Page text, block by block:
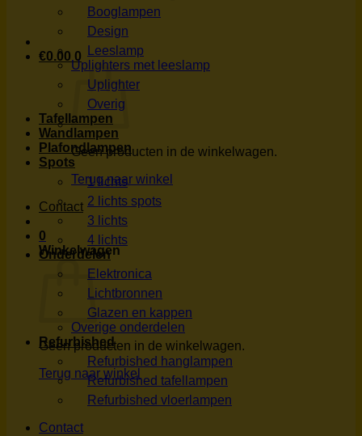
€0.00 0
Geen producten in de winkelwagen.
Terug naar winkel
Contact
0
Winkelwagen
Geen producten in de winkelwagen.
Terug naar winkel
Booglampen
Design
Leeslamp
Uplighters met leeslamp
Uplighter
Overig
Tafellampen
Wandlampen
Plafondlampen
Spots
1 lichts
2 lichts spots
3 lichts
4 lichts
Onderdelen
Elektronica
Lichtbronnen
Glazen en kappen
Overige onderdelen
Refurbished
Refurbished hanglampen
Refurbished tafellampen
Refurbished vloerlampen
Contact